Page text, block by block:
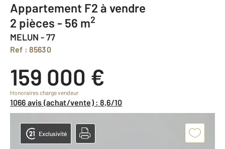
Appartement F2 à vendre
2 pièces - 56 m2
MELUN - 77
Ref : 85630
159 000 €
Honoraires charge vendeur
1066 avis (achat/vente) : 8,6/10
Exclusivité